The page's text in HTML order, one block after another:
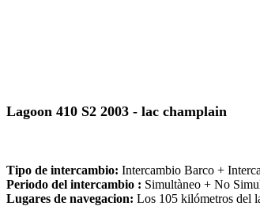
Lagoon 410 S2 2003 - lac champlain
Tipo de intercambio: Intercambio Barco +
Periodo del intercambio : Simultàneo + No
Lugares de navegacion: Los 105 kilómetros del